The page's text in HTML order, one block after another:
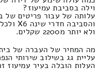
וילה בסביבת עמיעוז?
עלותה של עבור פריטים של
ולא יותר מ2200 שקלים.
מה המחיר של העברה של
עליית גג בשילוב שירותי
העלות הובלה בעיר עמיעוז זה 4200 וזה מגיע עד 2900